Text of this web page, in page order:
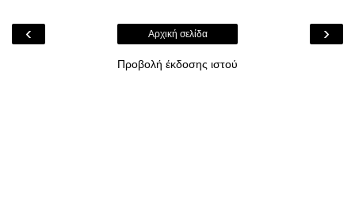
‹ ›
Αρχική σελίδα
Προβολή έκδοσης ιστού